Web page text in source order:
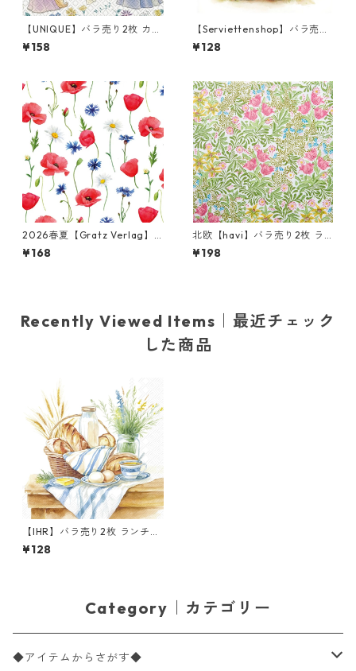
【UNIQUE】バラ売り2枚 カク
テルサイズ ペーパーナプキン
Disney Princess ホワイト デ
¥158
【Serviettenshop】バラ売り
2枚 ランチサイズ ペーパーナ
プキン Lovely Spring Familie
¥128
2026春夏【Gratz Verlag】
バラ売り2枚 カクテルサイズ
ペーパーナプキン Blumenme
¥168
北欧【havi】バラ売り2枚 ラ
ンチサイズ ペーパーナプキン
Bower グリーン William Mor
¥198
Recently Viewed Items｜最近チェック
した商品
【IHR】バラ売り2枚 ランチサ
イズ ペーパーナプキン BREAK
FAST TIME ホワイト
¥128
Category｜カテゴリー
◆アイテムからさがす◆